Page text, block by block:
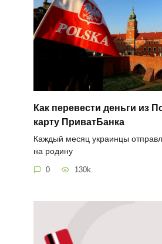
Как перевести деньги из
карту ПриватБанка
Каждый месяц украинцы
на родину
0 130k.